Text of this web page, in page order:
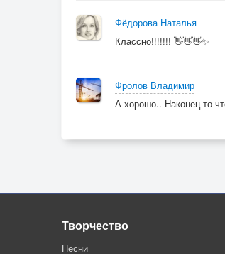
Фёдорова Наталья
Классно!!!!!!! 👋👋👋✨
Фролов Владимир
А хорошо.. Наконец то
Творчество
Песни